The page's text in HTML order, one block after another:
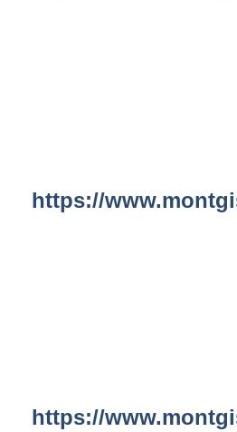
https://
https://